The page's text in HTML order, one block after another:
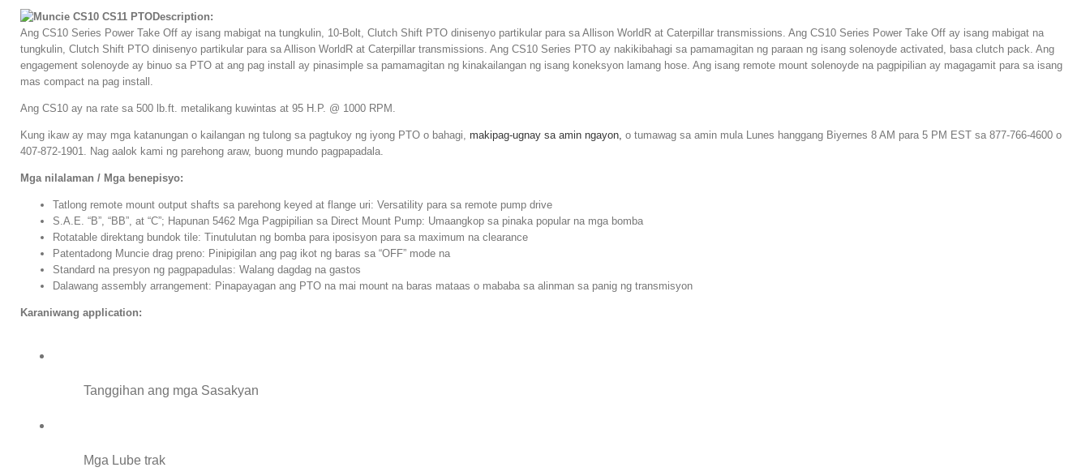
Description:
Ang CS10 Series Power Take Off ay isang mabigat na tungkulin, 10-Bolt, Clutch Shift PTO dinisenyo partikular para sa Allison WorldR at Caterpillar transmissions. Ang CS10 Series Power Take Off ay isang mabigat na
tungkulin, Clutch Shift PTO dinisenyo partikular para sa Allison WorldR at Caterpillar transmissions. Ang CS10 Series PTO ay nakikibahagi sa pamamagitan ng paraan ng isang solenoyde activated, basa clutch pack. Ang
engagement solenoyde ay binuo sa PTO at ang pag install ay pinasimple sa pamamagitan ng kinakailangan ng isang koneksyon lamang hose. Ang isang remote mount solenoyde na pagpipilian ay magagamit para sa isang
mas compact na pag install.
Ang CS10 ay na rate sa 500 lb.ft. metalikang kuwintas at 95 H.P. @ 1000 RPM.
Kung ikaw ay may mga katanungan o kailangan ng tulong sa pagtukoy ng iyong PTO o bahagi, makipag-ugnay sa amin ngayon, o tumawag sa amin mula Lunes hanggang Biyernes 8 AM para 5 PM EST sa 877-766-4600 o
407-872-1901. Nag aalok kami ng parehong araw, buong mundo pagpapadala.
Mga nilalaman / Mga benepisyo:
Tatlong remote mount output shafts sa parehong keyed at flange uri: Versatility para sa remote pump drive
S.A.E. “B”, “BB”, at “C”; Hapunan 5462 Mga Pagpipilian sa Direct Mount Pump: Umaangkop sa pinaka popular na mga bomba
Rotatable direktang bundok tile: Tinutulutan ng bomba para iposisyon para sa maximum na clearance
Patentadong Muncie drag preno: Pinipigilan ang pag ikot ng baras sa “OFF” mode na
Standard na presyon ng pagpapadulas: Walang dagdag na gastos
Dalawang assembly arrangement: Pinapayagan ang PTO na mai mount na baras mataas o mababa sa alinman sa panig ng transmisyon
Karaniwang application:
Tanggihan ang mga Sasakyan
Mga Lube trak